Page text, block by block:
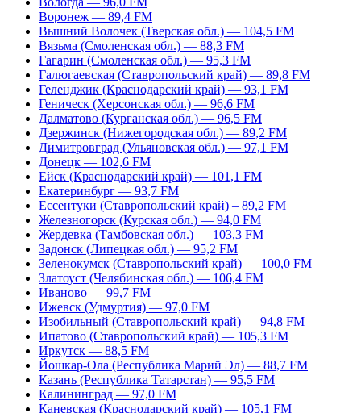
Воронеж — 89,4 FM
Вышний Волочек (Тверская обл.) — 104,5 FM
Вязьма (Смоленская обл.) — 88,3 FM
Гагарин (Смоленская обл.) — 95,3 FM
Галюгаевская (Ставропольский край) — 89,8 FM
Геленджик (Краснодарский край) — 93,1 FM
Геническ (Херсонская обл.) — 96,6 FM
Далматово (Курганская обл.) — 96,5 FM
Дзержинск (Нижегородская обл.) — 89,2 FM
Димитровград (Ульяновская обл.) — 97,1 FM
Донецк — 102,6 FM
Ейск (Краснодарский край) — 101,1 FM
Екатеринбург — 93,7 FM
Ессентуки (Ставропольский край) – 89,2 FM
Железногорск (Курская обл.) — 94,0 FM
Жердевка (Тамбовская обл.) — 103,3 FM
Задонск (Липецкая обл.) — 95,2 FM
Зеленокумск (Ставропольский край) — 100,0 FM
Златоуст (Челябинская обл.) — 106,4 FM
Иваново — 99,7 FM
Ижевск (Удмуртия) — 97,0 FM
Изобильный (Ставропольский край) — 94,8 FM
Ипатово (Ставропольский край) — 105,3 FM
Иркутск — 88,5 FM
Йошкар-Ола (Республика Марий Эл) — 88,7 FM
Казань (Республика Татарстан) — 95,5 FM
Калининград — 97,0 FM
Каневская (Краснодарский край) — 105,1 FM